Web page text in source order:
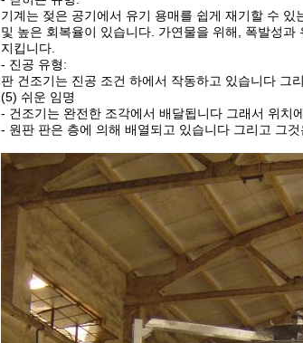
기계는 젖은 공기에서 유기 용매를 쉽게 재기할 수
및 높은 회복율이 있습니다. 가연물을 위해, 폭발성
지킵니다.
- 진공 유형:
판 건조기는 진공 조건 하에서 작동하고 있습니다 그
(5) 쉬운 임명
- 건조기는 완전한 조각에서 배달됩니다 그래서 위치
- 원판 판은 층에 의해 배열되고 있습니다 그리고 그